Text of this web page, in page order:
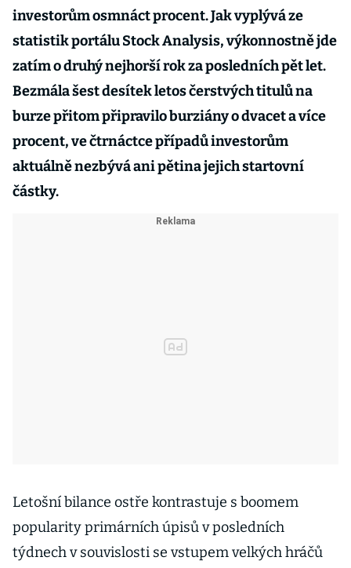
investorům osmnáct procent. Jak vyplývá ze
statistik portálu Stock Analysis, výkonnostně jde
zatím o druhý nejhorší rok za posledních pět let.
Bezmála šest desítek letos čerstvých titulů na
burze přitom připravilo burziány o dvacet a více
procent, ve čtrnáctce případů investorům
aktuálně nezbývá ani pětina jejich startovní
částky.
Letošní bilance ostře kontrastuje s boomem
popularity primárních úpisů v posledních
týdnech v souvislosti se vstupem velkých hráčů